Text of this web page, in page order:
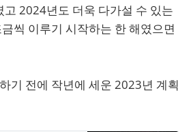
고 2024년도 더욱 다가설 수 있는
씩 이루기 시작하는 한 해였으면
기 전에 작년에 세운 2023년 계획